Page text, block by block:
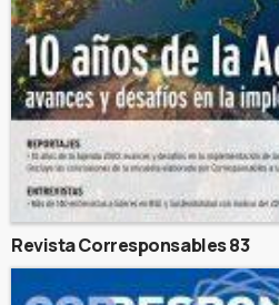
Revista Corresponsables 83